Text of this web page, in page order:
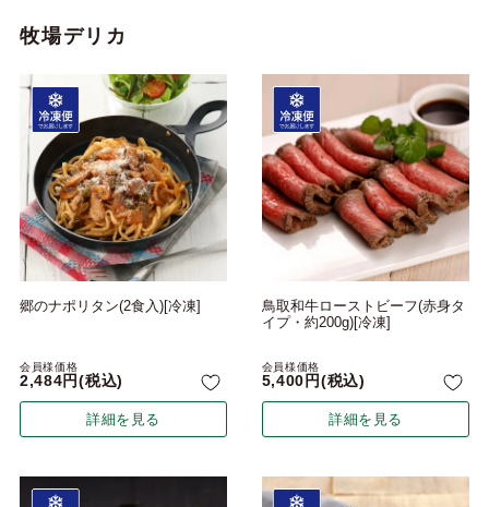
牧場デリカ
郷のナポリタン(2食入)[冷凍]
会員様価格
2,484 税込
詳細を見る
鳥取和牛ローストビーフ(赤身タ
イプ・約200g)[冷凍]
会員様価格
5,400 税込
詳細を見る